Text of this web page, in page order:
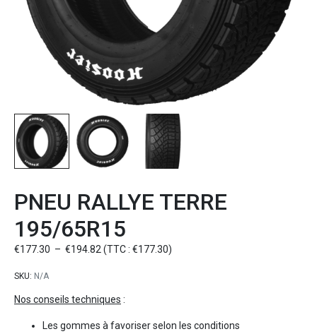
PNEU RALLYE TERRE
195/65R15
€177.30 – €194.82 (TTC : €177.30)
SKU: N/A
Nos conseils techniques :
Les gommes à favoriser selon les conditions